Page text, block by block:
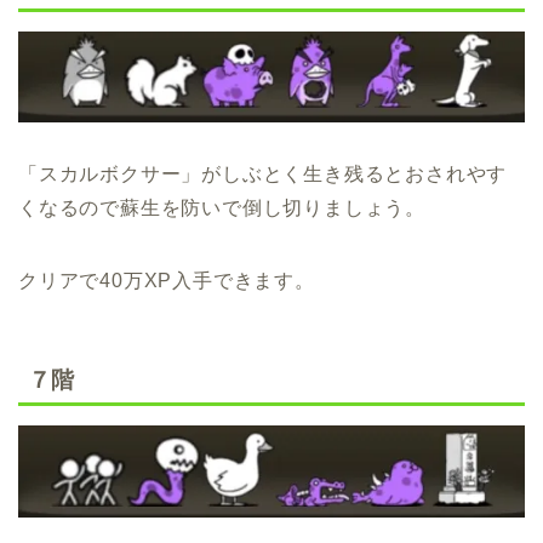
「スカルボクサー」がしぶとく生き残るとおされやす
くなるので蘇生を防いで倒し切りましょう。
クリアで40万XP入手できます。
７階